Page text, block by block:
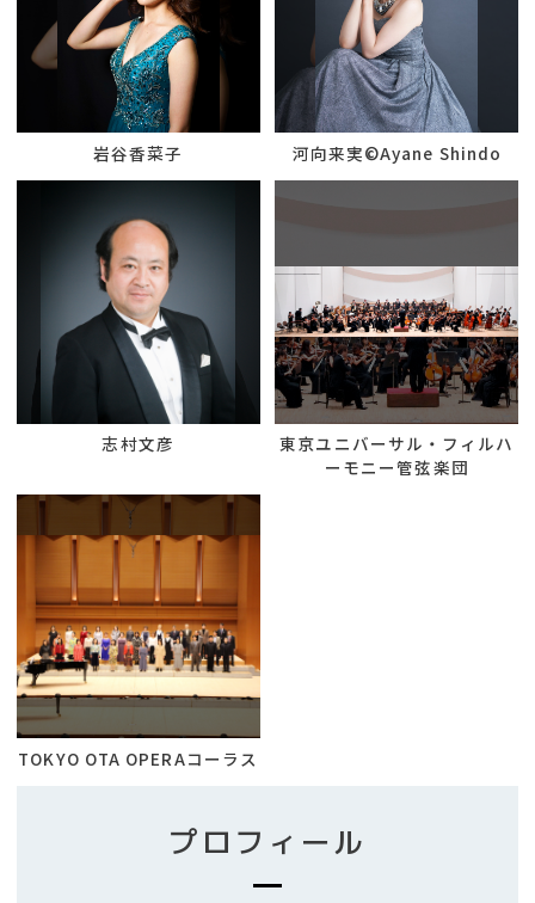
岩谷香菜子 河向来実©Ayane Shindo
志村文彦
東京ユニバーサル・フィルハ
ーモニー管弦楽団
TOKYO OTA OPERAコーラス
プロフィール